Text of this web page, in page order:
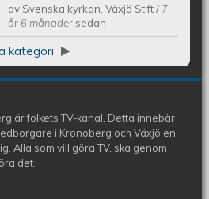
feminist moské och
av Svenska kyrkan, Växjö Stift/ 7
år 6 månader sedan
kategori
är folkets TV-kanal. Detta innebär
i Kronoberg och Växjö en
Alla som vill göra TV, ska genom
det.